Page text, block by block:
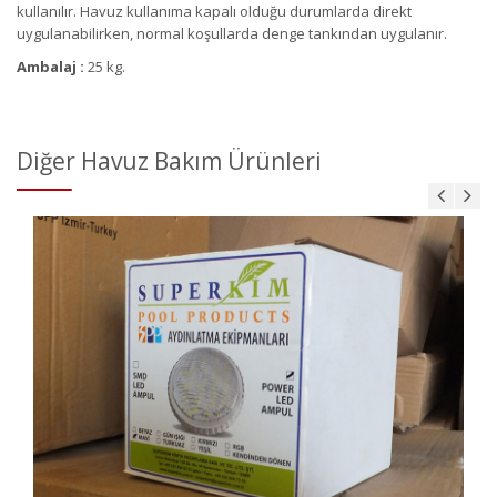
kullanılır. Havuz kullanıma kapalı olduğu durumlarda direkt
uygulanabilirken, normal koşullarda denge tankından uygulanır.
Ambalaj : 25 kg.
Diğer Havuz Bakım Ürünleri